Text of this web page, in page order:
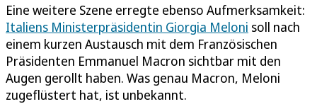
Eine weitere Szene erregte ebenso Aufmerksamkeit:
Italiens Ministerpräsidentin Giorgia Meloni soll nach
einem kurzen Austausch mit dem Französischen
Präsidenten Emmanuel Macron sichtbar mit den
Augen gerollt haben. Was genau Macron, Meloni
zugeflüstert hat, ist unbekannt.